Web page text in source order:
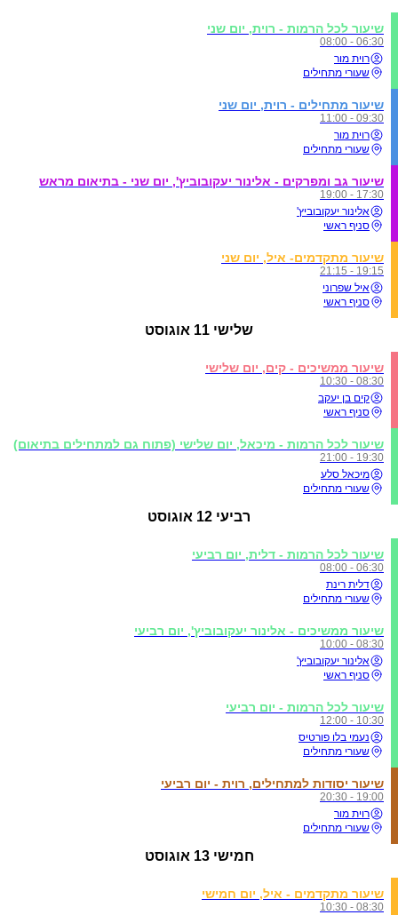
שיעור לכל הרמות - רוית, יום שני
06:30 - 08:00
רוית מור
שעורי מתחילים
שיעור מתחילים - רוית, יום שני
09:30 - 11:00
רוית מור
שעורי מתחילים
שיעור גב ומפרקים - אלינור יעקובוביץ', יום שני - בתיאום מראש
17:30 - 19:00
אלינור יעקובוביץ'
סניף ראשי
שיעור מתקדמים- איל, יום שני
19:15 - 21:15
איל שפרוני
סניף ראשי
שלישי 11 אוגוסט
שיעור ממשיכים - קים, יום שלישי
08:30 - 10:30
קים בן יעקב
סניף ראשי
שיעור לכל הרמות - מיכאל, יום שלישי (פתוח גם למתחילים בתיאום)
19:30 - 21:00
מיכאל סלע
שעורי מתחילים
רביעי 12 אוגוסט
שיעור לכל הרמות - דלית, יום רביעי
06:30 - 08:00
דלית רינת
שעורי מתחילים
שיעור ממשיכים - אלינור יעקובוביץ', יום רביעי
08:30 - 10:00
אלינור יעקובוביץ'
סניף ראשי
שיעור לכל הרמות - יום רביעי
10:30 - 12:00
נעמי בלו פורטיס
שעורי מתחילים
שיעור יסודות למתחילים, רוית - יום רביעי
19:00 - 20:30
רוית מור
שעורי מתחילים
חמישי 13 אוגוסט
שיעור מתקדמים - איל, יום חמישי
08:30 - 10:30